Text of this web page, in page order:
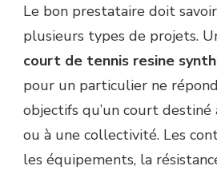
Le bon prestataire doit savoir
plusieurs types de projets.
court de tennis resine
pour un particulier ne
objectifs qu’un court destiné
ou à une collectivité. Les
les équipements, la